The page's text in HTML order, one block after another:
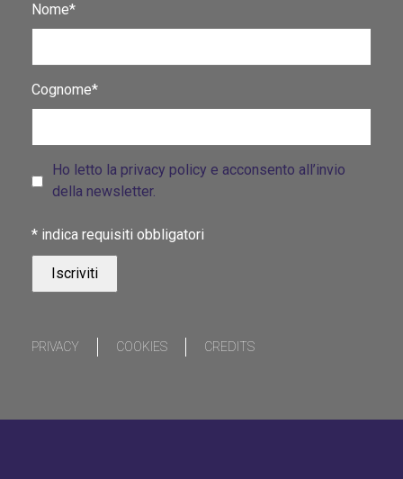
Nome*
Cognome*
Ho letto la privacy policy e acconsento all’invio
della newsletter.
* indica requisiti obbligatori
PRIVACY COOKIES CREDITS